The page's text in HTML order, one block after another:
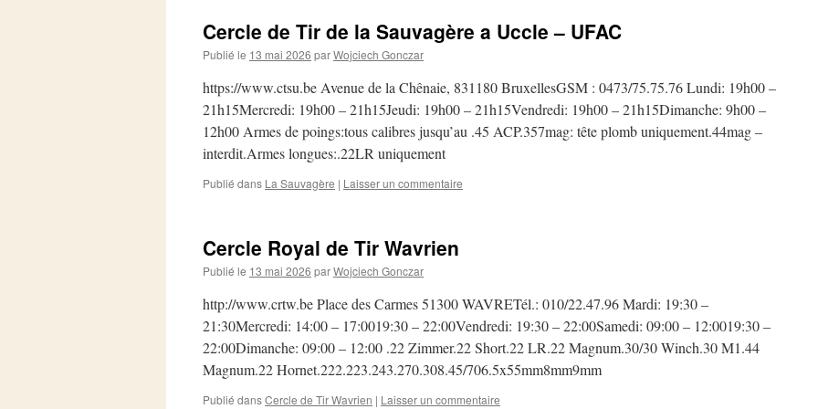
Cercle de Tir de la Sauvagère a Uccle – UFAC
Publié le 13 mai 2026 parWojciech Gonczar
https://www.ctsu.be Avenue de la Chênaie, 831180 BruxellesGSM : 0473/75.75.76 Lundi: 19h00 –
21h15Mercredi: 19h00 – 21h15Jeudi: 19h00 – 21h15Vendredi: 19h00 – 21h15Dimanche: 9h00 –
12h00 Armes de poings:tous calibres jusqu’au .45 ACP.357mag: tête plomb uniquement.44mag –
interdit.Armes longues:.22LR uniquement
Publié dans La Sauvagère | Laisser un commentaire
Cercle Royal de Tir Wavrien
Publié le 13 mai 2026 parWojciech Gonczar
http://www.crtw.be Place des Carmes 51300 WAVRETél.: 010/22.47.96 Mardi: 19:30 –
21:30Mercredi: 14:00 – 17:0019:30 – 22:00Vendredi: 19:30 – 22:00Samedi: 09:00 – 12:0019:30 –
22:00Dimanche: 09:00 – 12:00 .22 Zimmer.22 Short.22 LR.22 Magnum.30/30 Winch.30 M1.44
Magnum.22 Hornet.222.223.243.270.308.45/706.5x55mm8mm9mm
Publié dansCercle de Tir Wavrien | Laisser un commentaire